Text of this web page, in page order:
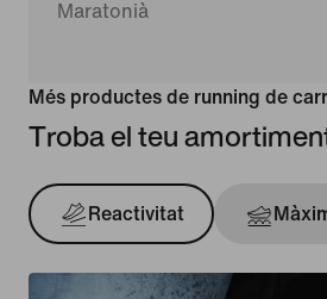
Maratonià
Més productes de running de
Troba el teu
Reactivitat